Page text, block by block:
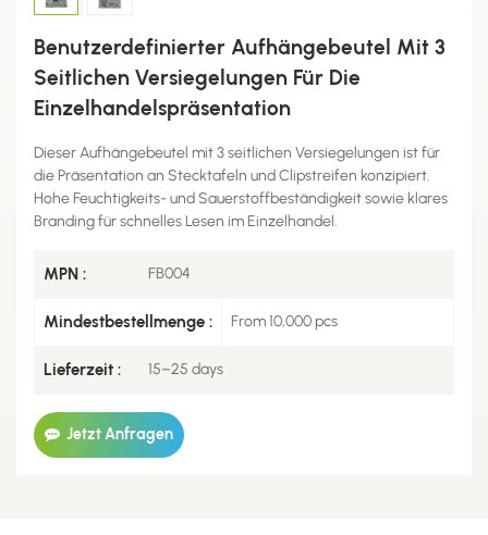
Benutzerdefinierter Aufhängebeutel Mit 3
Seitlichen Versiegelungen Für Die
Einzelhandelspräsentation
Dieser Aufhängebeutel mit 3 seitlichen Versiegelungen ist für
die Präsentation an Stecktafeln und Clipstreifen konzipiert.
Hohe Feuchtigkeits- und Sauerstoffbeständigkeit sowie klares
Branding für schnelles Lesen im Einzelhandel.
MPN : FB004
Mindestbestellmenge : From 10,000 pcs
Lieferzeit : 15–25 days
Jetzt Anfragen